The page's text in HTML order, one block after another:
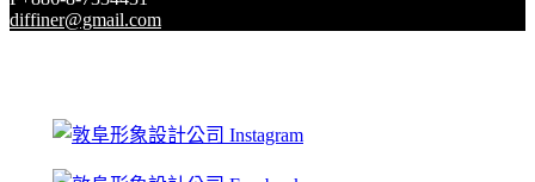
diffiner@gmail.com